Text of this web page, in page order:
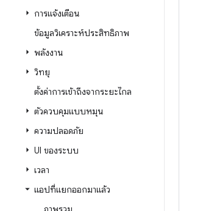
การแจ้งเตือน
ข้อมูลวิเคราะห์ประสิทธิภาพ
พลังงาน
วิทยุ
ตั้งค่าการเข้าถึงจากระยะไกล
ตัวควบคุมแบบหมุน
ความปลอดภัย
UI ของระบบ
เวลา
แอปที่แยกออกมาแล้ว